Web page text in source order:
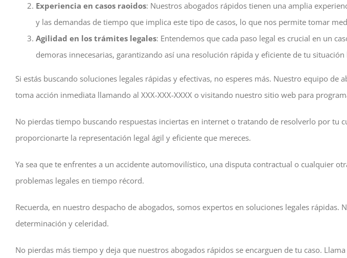
Experiencia en casos raoidos: Nuestros abogados rápidos tienen una amplia
y las demandas de tiempo que implica este tipo de casos, lo que nos permite tomar
Agilidad en los trámites legales: Entendemos que cada paso legal es crucial en un
demoras innecesarias, garantizando así una resolución rápida y eficiente de tu situación
Si estás buscando soluciones legales rápidas y efectivas, no esperes más. Nuestro equipo
toma acción inmediata llamando al XXX-XXX-XXXX o visitando nuestro sitio web para
No pierdas tiempo buscando respuestas inciertas en internet o tratando de resolverlo por tu
proporcionarte la representación legal ágil y eficiente que mereces.
Ya sea que te enfrentes a un accidente automovilístico, una disputa contractual o cualquier
problemas legales en tiempo récord.
Recuerda, en nuestro despacho de abogados, somos expertos en soluciones legales
determinación y celeridad.
No pierdas más tiempo y deja que nuestros abogados rápidos se encarguen de tu caso.